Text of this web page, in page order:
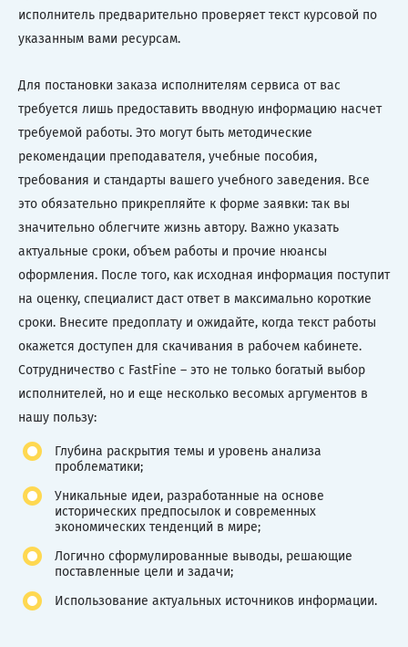
исполнитель предварительно проверяет текст курсовой по
указанным вами ресурсам.
Для постановки заказа исполнителям сервиса от вас
требуется лишь предоставить вводную информацию насчет
требуемой работы. Это могут быть методические
рекомендации преподавателя, учебные пособия,
требования и стандарты вашего учебного заведения. Все
это обязательно прикрепляйте к форме заявки: так вы
значительно облегчите жизнь автору. Важно указать
актуальные сроки, объем работы и прочие нюансы
оформления. После того, как исходная информация поступит
на оценку, специалист даст ответ в максимально короткие
сроки. Внесите предоплату и ожидайте, когда текст работы
окажется доступен для скачивания в рабочем кабинете.
Сотрудничество с FastFine – это не только богатый выбор
исполнителей, но и еще несколько весомых аргументов в
нашу пользу:
Глубина раскрытия темы и уровень анализа
проблематики;
Уникальные идеи, разработанные на основе
исторических предпосылок и современных
экономических тенденций в мире;
Логично сформулированные выводы, решающие
поставленные цели и задачи;
Использование актуальных источников информации.